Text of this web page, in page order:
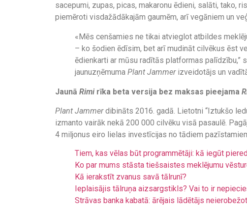
sacepumi, zupas, picas, makaronu ēdieni, salāti, tako,
piemēroti visdažādākajām gaumēm, arī vegāniem un
«Mēs cenšamies ne tikai atvieglot atbildes
– ko šodien ēdīsim, bet arī mudināt cilvēkus ēst
ēdienkarti ar mūsu radītās platformas palīdzību,”
jaunuzņēmuma Plant Jammerizveidotājs un
Jaunā Rimi rīka beta versija bez maksas pieejama
Plant Jammerdibināts 2016. gadā. Lietotni “Iztukšo
izmanto vairāk nekā 200 000 cilvēku visā pasaulē.
4 miljonus eiro lielas investīcijas no tādiem
Tiem, kas vēlas būt programmētāji: kā iegūt
Ko par mums stāsta tiešsaistes meklējumu
Kā ierakstīt zvanus savā tālrunī?
Ieplaisājis tālruņa aizsargstikls? Vai to ir
Strāvas banka kabatā: ārējais lādētājs